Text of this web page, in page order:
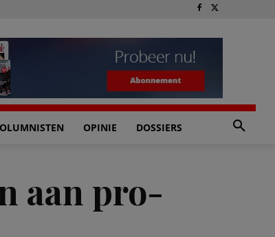
OPINIE DOSSIERS
aan pro-